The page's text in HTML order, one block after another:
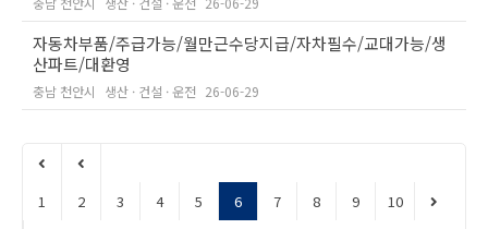
자동차부품/주급가능/월만근수당지급/자차필수/교대가능/생
산파트/대환영
충남 천안시 생산 · 건설 · 운전 26-06-29
1 2 3 4 5 6 7 8 9 10